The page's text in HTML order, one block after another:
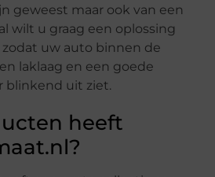
geweest maar ook van een
wilt u graag een oplossing
uw auto binnen de
laklaag en een goede
blinkend uit ziet.
heeft